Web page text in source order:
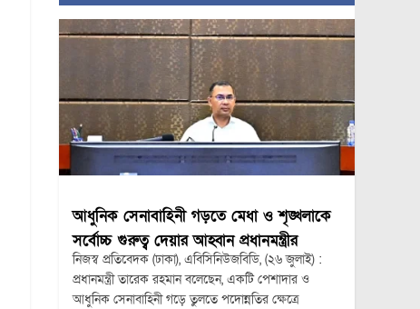
আধুনিক সেনাবাহিনী গড়তে মেধা ও শৃঙ্খলাকে
সর্বোচ্চ গুরুত্ব দেয়ার আহ্বান প্রধানমন্ত্রীর
নিজস্ব প্রতিবেদক (ঢাকা), এবিসিনিউজবিডি, (২৬ জুলাই) :
প্রধানমন্ত্রী তারেক রহমান বলেছেন, একটি পেশাদার ও
আধুনিক সেনাবাহিনী গড়ে তুলতে পদোন্নতির ক্ষেত্রে